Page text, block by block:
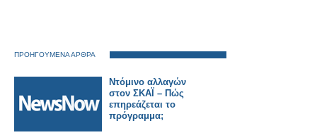
ΠΡΟΗΓΟΥΜΕΝΑ ΑΡΘΡΑ
Ντόμινο αλλαγών
στον ΣΚΑΪ – Πώς
επηρεάζεται το
πρόγραμμα;